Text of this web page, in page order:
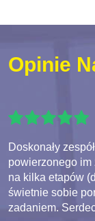
Opinie
Doskonały
powierzonego im
na kilka etapów
świetnie sobie
zadaniem.